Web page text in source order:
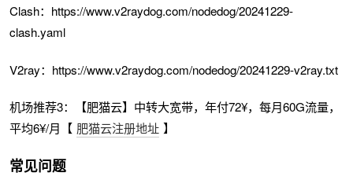
Clash：https://www.v2raydog.com/nodedog/20241229-
clash.yaml
V2ray：https://www.v2raydog.com/nodedog/20241229-v2ray.txt
机场推荐3：【肥猫云】中转大宽带，年付72¥，每月60G流量，
平均6¥/月【 肥猫云注册地址 】
常见问题